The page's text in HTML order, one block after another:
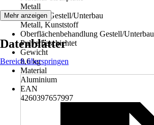
Metall
Material Gestell/Unterbau
Metall, Kunststoff
Oberflächenbehandlung Gestell/Unterbau
Pulverbeschichtet
Gewicht
8,6 kg
Material
Aluminium
EAN
4260397657997
Mehr anzeigen
Datenblätter
Bereich überspringen